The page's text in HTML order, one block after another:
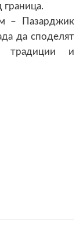
граница.
– Пазарджик
да споделят
традиции и